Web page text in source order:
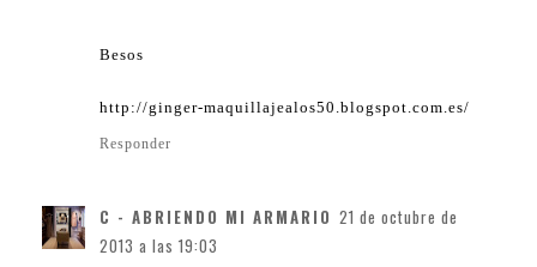
Besos
http://ginger-maquillajealos50.blogspot.com.es/
Responder
C - ABRIENDO MI ARMARIO 21 de octubre de
2013 a las 19:03